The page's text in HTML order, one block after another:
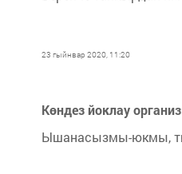
23 гыйнвар 2020, 11:20
Көндез йоклау
Ышанасызмы-юкмы,